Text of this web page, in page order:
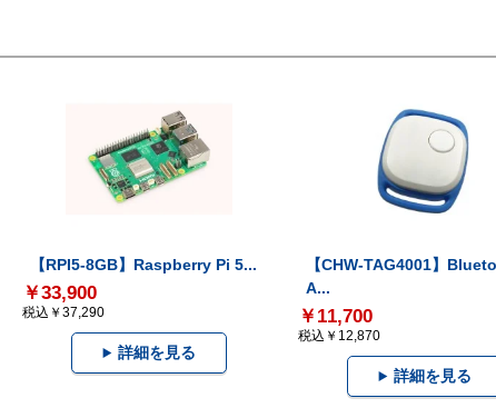
【RPI5-8GB】Raspberry Pi 5...
￥33,900
税込￥37,290
詳細を見る
【CHW-TAG4001】
A...
￥11,700
税込￥12,870
詳細を見る